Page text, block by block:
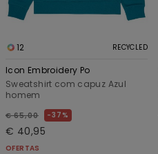
12 RECYCLED
Icon Embroidery Po
Sweatshirt com capuz Azul
homem
€ 65,00 37%
€ 40,95
OFERTAS